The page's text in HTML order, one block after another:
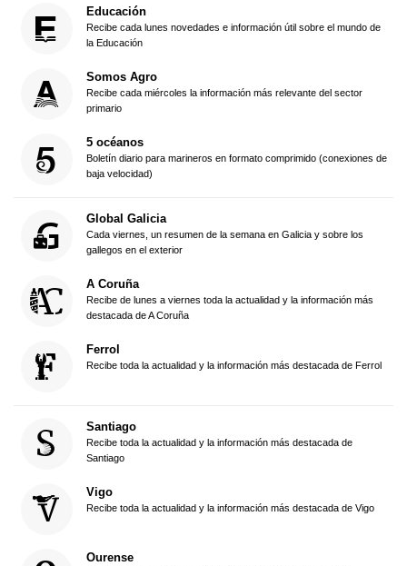
Educación
Recibe cada lunes novedades e información útil sobre el mundo de
la Educación
Somos Agro
Recibe cada miércoles la información más relevante del sector
primario
5 océanos
Boletín diario para marineros en formato comprimido (conexiones de
baja velocidad)
Global Galicia
Cada viernes, un resumen de la semana en Galicia y sobre los
gallegos en el exterior
A Coruña
Recibe de lunes a viernes toda la actualidad y la información más
destacada de A Coruña
Ferrol
Recibe toda la actualidad y la información más destacada de Ferrol
Santiago
Recibe toda la actualidad y la información más destacada de
Santiago
Vigo
Recibe toda la actualidad y la información más destacada de Vigo
Ourense